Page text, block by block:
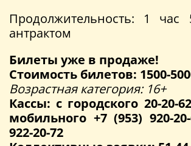
Продолжительность: 1
антрактом
Билеты уже в продаже!
Стоимость билетов: 1500-
Возрастная категория: 16+
Кассы: с городского 20-20-
мобильного +7 (953) 920-
922-20-72